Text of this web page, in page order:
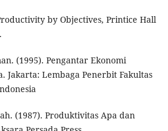
by Objectives, Printice Hall
(1995). Pengantar Ekonomi
Jakarta: Lembaga Penerbit Fakultas
(1987). Produktivitas Apa dan